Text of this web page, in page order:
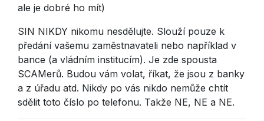
ale je dobré ho mít)
SIN NIKDY nikomu nesdělujte. Slouží pouze k
předání vašemu zaměstnavateli nebo například v
bance (a vládním institucím). Je zde spousta
SCAMerů. Budou vám volat, říkat, že jsou z banky
a z úřadu atd. Nikdy po vás nikdo nemůže chtít
sdělit toto číslo po telefonu. Takže NE, NE a NE.